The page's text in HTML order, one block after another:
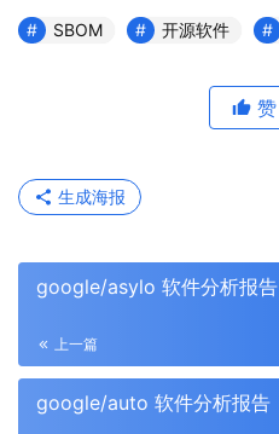
SBOM 开源软件
赞
生成海报
google/asylo 软件分析报告
上一篇
google/auto 软件分析报告